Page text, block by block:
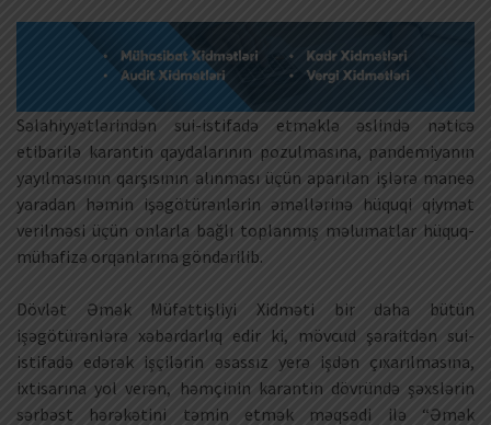
Səlahiyyətlərindən sui-istifadə etməklə əslində nəticə
etibarilə karantin qaydalarının pozulmasına, pandemiyanın
yayılmasının qarşısının alınması üçün aparılan işlərə maneə
yaradan həmin işəgötürənlərin əməllərinə hüquqi qiymət
verilməsi üçün onlarla bağlı toplanmış məlumatlar hüquq-
mühafizə orqanlarına göndərilib.
Dövlət Əmək Müfəttişliyi Xidməti bir daha bütün
işəgötürənlərə xəbərdarlıq edir ki, mövcud şəraitdən sui-
istifadə edərək işçilərin əsassız yerə işdən çıxarılmasına,
ixtisarına yol verən, həmçinin karantin dövründə şəxslərin
sərbəst hərəkətini təmin etmək məqsədi ilə “Əmək